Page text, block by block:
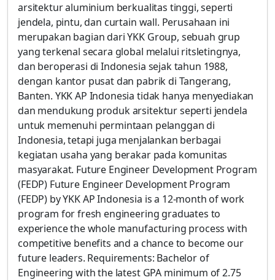
arsitektur aluminium berkualitas tinggi, seperti
jendela, pintu, dan curtain wall. Perusahaan ini
merupakan bagian dari YKK Group, sebuah grup
yang terkenal secara global melalui ritsletingnya,
dan beroperasi di Indonesia sejak tahun 1988,
dengan kantor pusat dan pabrik di Tangerang,
Banten. YKK AP Indonesia tidak hanya menyediakan
dan mendukung produk arsitektur seperti jendela
untuk memenuhi permintaan pelanggan di
Indonesia, tetapi juga menjalankan berbagai
kegiatan usaha yang berakar pada komunitas
masyarakat. Future Engineer Development Program
(FEDP) Future Engineer Development Program
(FEDP) by YKK AP Indonesia is a 12-month of work
program for fresh engineering graduates to
experience the whole manufacturing process with
competitive benefits and a chance to become our
future leaders. Requirements: Bachelor of
Engineering with the latest GPA minimum of 2.75